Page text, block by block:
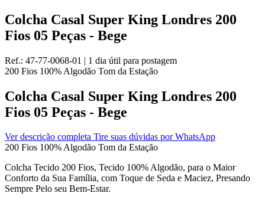
Colcha Casal Super King Londres 200
Fios 05 Peças - Bege
Ref.: 47-77-0068-01 | 1 dia útil para postagem
200 Fios 100% Algodão Tom da Estação
Colcha Casal Super King Londres 200
Fios 05 Peças - Bege
Ver descrição completa Tire suas dúvidas por WhatsApp
200 Fios 100% Algodão Tom da Estação
Colcha Tecido 200 Fios, Tecido 100% Algodão, para o Maior
Conforto da Sua Família, com Toque de Seda e Maciez, Presando
Sempre Pelo seu Bem-Estar.